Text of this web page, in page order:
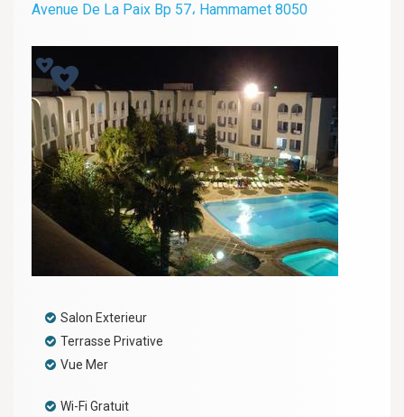
Avenue De La Paix Bp 57، Hammamet 8050
Salon Exterieur
Terrasse Privative
Vue Mer
Wi-Fi Gratuit